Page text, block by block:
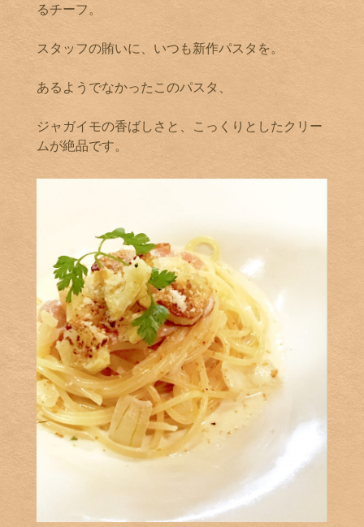
るチーフ。
スタッフの賄いに、いつも新作パスタを。
あるようでなかったこのパスタ、
ジャガイモの香ばしさと、こっくりとしたクリー
ムが絶品です。